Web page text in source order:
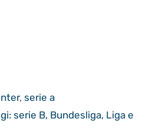
,serie a
serie B, Bundesliga, Liga e